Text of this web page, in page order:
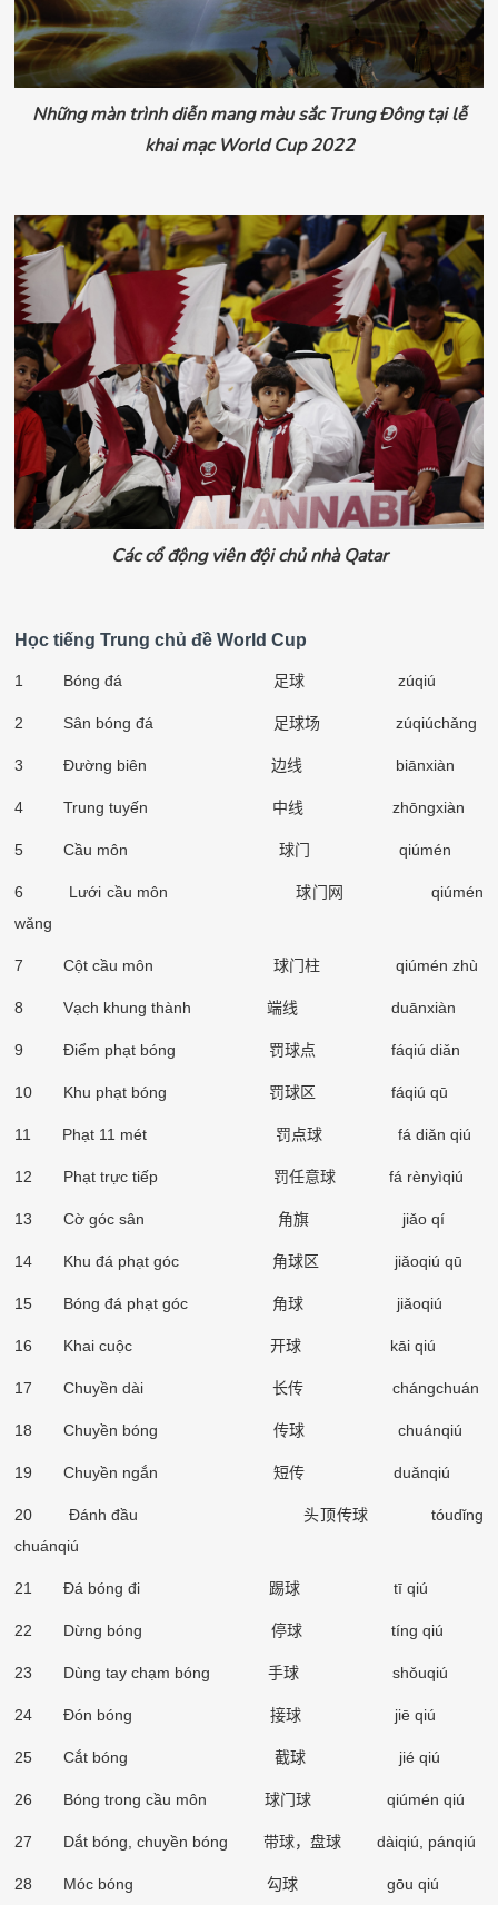
Những màn trình diễn mang màu sắc Trung Đông tại lễ
khai mạc World Cup 2022
Các cổ động viên đội chủ nhà Qatar
Học tiếng Trung chủ đề World Cup
1 Bóng đá 足球 zúqiú
2 Sân bóng đá 足球场 zúqiúchǎng
3 Đường biên 边线 biānxiàn
4 Trung tuyến 中线 zhōngxiàn
5 Cầu môn 球门 qiúmén
6 Lưới cầu môn球门网
qiúmén
wǎng
7 Cột cầu môn 球门柱 qiúmén zhù
8 Vạch khung thành 端线 duānxiàn
9 Điểm phạt bóng 罚球点 fáqiú diǎn
10 Khu phạt bóng 罚球区 fáqiú qū
11 Phạt 11 mét 罚点球 fá diǎn qiú
12 Phạt trực tiếp 罚任意球 fá rènyìqiú
13 Cờ góc sân 角旗 jiǎo qí
14 Khu đá phạt góc 角球区 jiǎoqiú qū
15 Bóng đá phạt góc 角球 jiǎoqiú
16 Khai cuộc 开球 kāi qiú
17 Chuyền dài 长传 chángchuán
18 Chuyền bóng 传球 chuánqiú
19 Chuyền ngắn 短传 duǎnqiú
20 Đánh đầu头顶传球 tóudǐng
chuánqiú
21 Đá bóng đi 踢球 tī qiú
22 Dừng bóng 停球 tíng qiú
23 Dùng tay chạm bóng 手球 shǒuqiú
24 Đón bóng 接球 jiē qiú
25 Cắt bóng 截球 jié qiú
26 Bóng trong cầu môn 球门球 qiúmén qiú
27 Dắt bóng, chuyền bóng 带球，盘球 dàiqiú, pánqiú
28 Móc bóng 勾球 gōu qiú